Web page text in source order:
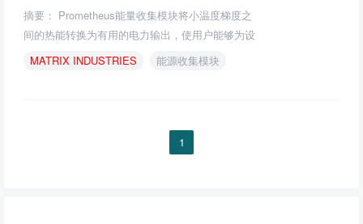
摘要： Prometheus能量收集模块将小温度梯度之
间的热能转换为有用的电力输出，使用户能够为设
备供电或为电池或超级电容充电。
MATRIX INDUSTRIES 能源收集模块
1